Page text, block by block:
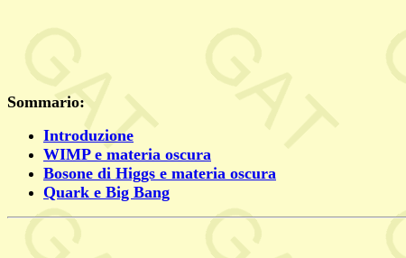
Sommario:
Introduzione
WIMP e materia oscura
Bosone di Higgs e materia oscura
Quark e Big Bang